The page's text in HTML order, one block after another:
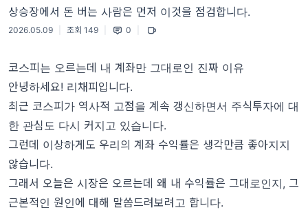
상승장에서 돈 버는 사람은 먼저 이것을 점검합니다.
2026.05.09 조회 149 0
코스피는 오르는데 내 계좌만 그대로인 진짜 이유
안녕하세요! 리채피입니다.
최근 코스피가 역사적 고점을 계속 갱신하면서 주식투자에 대
한 관심도 다시 커지고 있습니다.
그런데 이상하게도 우리의 계좌 수익률은 생각만큼 좋아지지
않습니다.
그래서 오늘은 시장은 오르는데 왜 내 수익률은 그대로인지, 그
근본적인 원인에 대해 말씀드려보려고 합니다.